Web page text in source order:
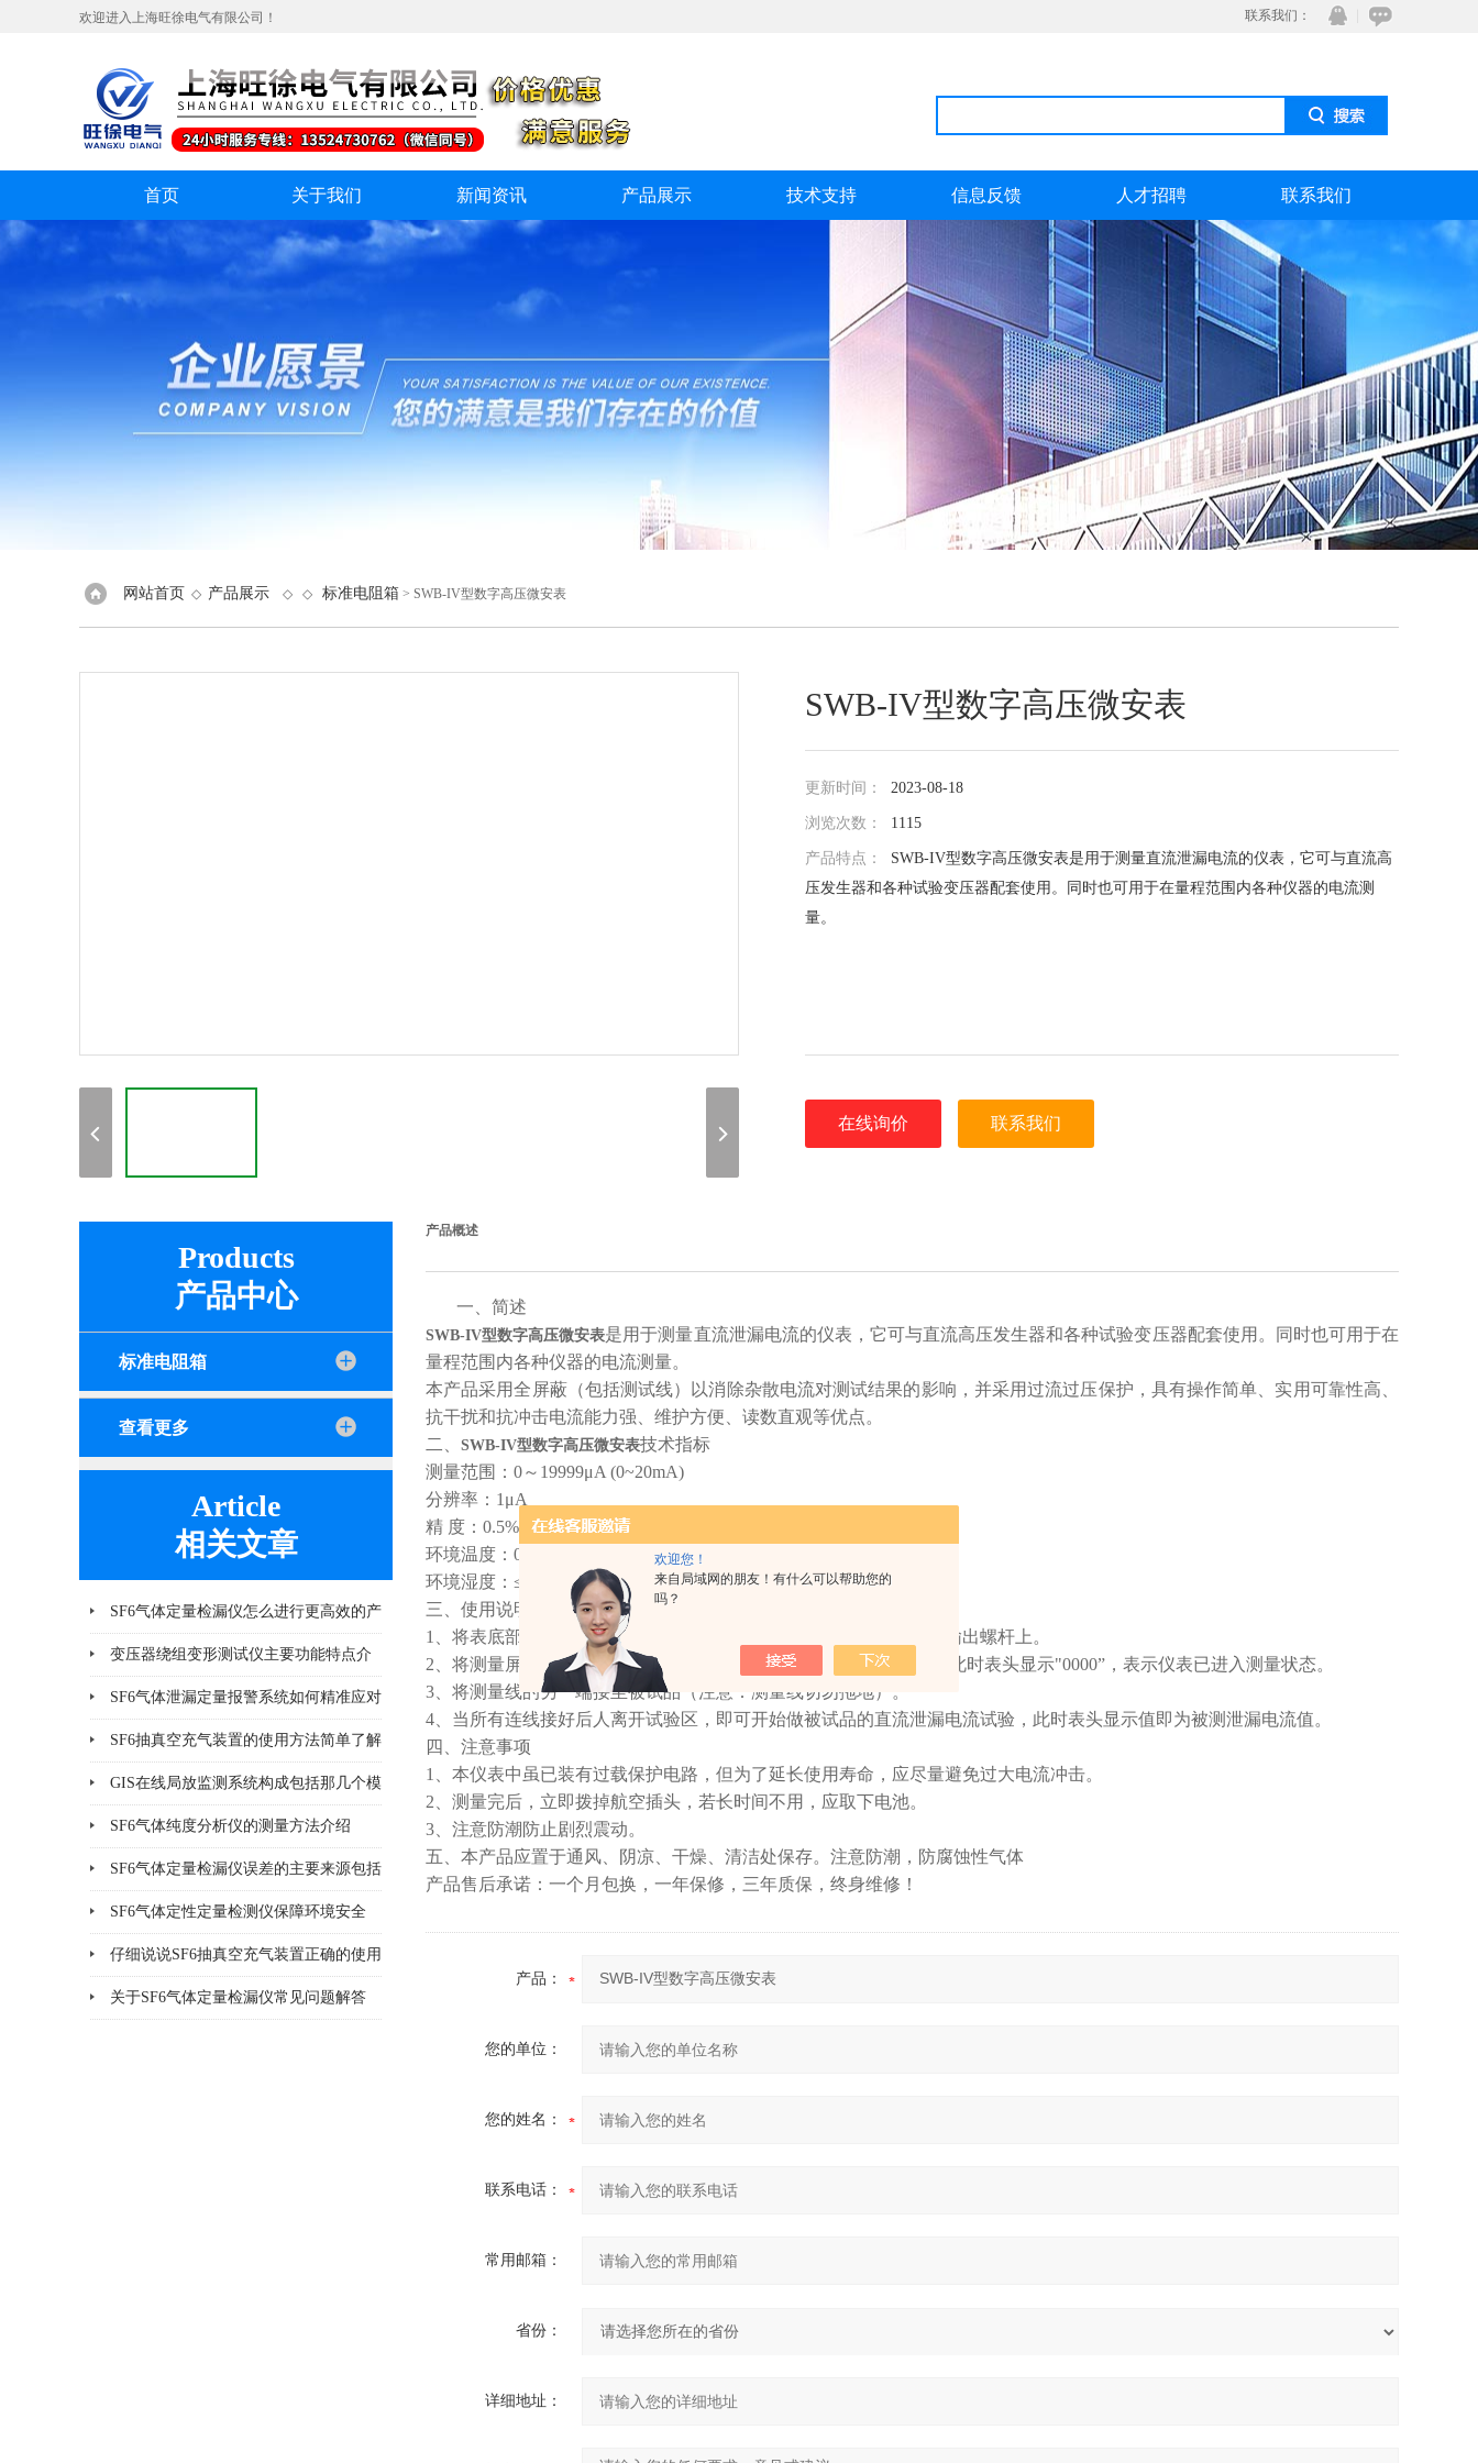
欢迎您！
来自局域网的朋友！有什么可以帮助您的
吗？
欢迎进入上海旺徐电气有限公司！ 联系我们：
在线咨
QQ
首页 关于我们 新闻资讯 产品展示 技术支持 信息反馈 人才招聘 联系我们
网站首页 ◇ 产品展示 ◇ ◇ 标准电阻箱 > SWB-IV型数字高压微安表
SWB-IV型数字高压微安表
更新时间： 2023-08-18
浏览次数： 1115
产品特点： SWB-IV型数字高压微安表是用于测量直流泄漏电流的仪表，它可与直流高
压发生器和各种试验变压器配套使用。同时也可用于在量程范围内各种仪器的电流测
量。
在线询价 联系我们
Products
产品中心
标准电阻箱
查看更多
Article
相关文章
SF6气体定量检漏仪怎么进行更高效的产
品检漏?
变压器绕组变形测试仪主要功能特点介
绍
SF6气体泄漏定量报警系统如何精准应对
泄漏风险？
SF6抽真空充气装置的使用方法简单了解
一下
GIS在线局放监测系统构成包括那几个模
块
SF6气体纯度分析仪的测量方法介绍
SF6气体定量检漏仪误差的主要来源包括
哪8个方面
SF6气体定性定量检测仪保障环境安全
仔细说说SF6抽真空充气装置正确的使用
方法
关于SF6气体定量检漏仪常见问题解答
产品概述
一、简述
SWB-IV型数字高压微安表是用于测量直流泄漏电流的仪表，它可与直流高压发生器和各种试验变压器配套使用。同时也可用于在
量程范围内各种仪器的电流测量。
本产品采用全屏蔽（包括测试线）以消除杂散电流对测试结果的影响，并采用过流过压保护，具有操作简单、实用可靠性高、
抗干扰和抗冲击电流能力强、维护方便、读数直观等优点。
二、 SWB-IV型数字高压微安表技术指标
测量范围：0～19999μA (0~20mA)
分辨率：1μA
精 度：0.5%±1d
环境温度：0～40℃
环境湿度：≤85%
三、使用说明
1、将表底部直接插入高压发生器或轻型试验变压器顶部的直流高压输出螺杆上。
2、将测量屏蔽线装有航空插头的一端对准仪表的顶部航空插座插上,此时表头显示"0000”，表示仪表已进入测量状态。
3、将测量线的另一端接至被试品（注意：测量线切勿拖地）。
4、当所有连线接好后人离开试验区，即可开始做被试品的直流泄漏电流试验，此时表头显示值即为被测泄漏电流值。
四、注意事项
1、本仪表中虽已装有过载保护电路，但为了延长使用寿命，应尽量避免过大电流冲击。
2、测量完后，立即拨掉航空插头，若长时间不用，应取下电池。
3、注意防潮防止剧烈震动。
五、本产品应置于通风、阴凉、干燥、清洁处保存。注意防潮，防腐蚀性气体
产品售后承诺：一个月包换，一年保修，三年质保，终身维修！
产品：
您的单位：
您的姓名：
联系电话：
常用邮箱：
省份：
详细地址：